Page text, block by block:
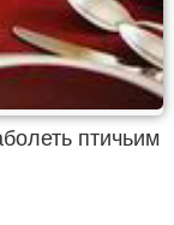
птичьим